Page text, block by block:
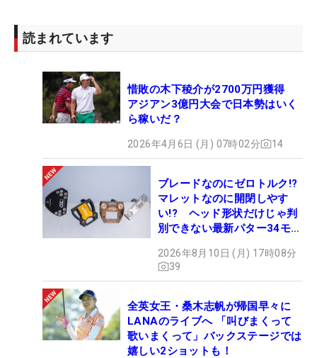
読まれています
惜敗の木下稜介が2700万円獲得
アジアン3億円大会で日本勢はいく
ら稼いだ？
2026年4月6日 (月) 07時02分 14
ブレードなのにゼロトルク!?
マレットなのに開閉しやす
い!? ヘッド形状だけじゃ判
別できない最新パター34モデ
#ギアカタログ2026
2026年8月10日 (月) 17時08分
39
全英女王・桑木志帆が帰国早々に
LANAのライブへ 「叫びまくって
歌いまくって」バックステージでは
嬉しい2ショットも！